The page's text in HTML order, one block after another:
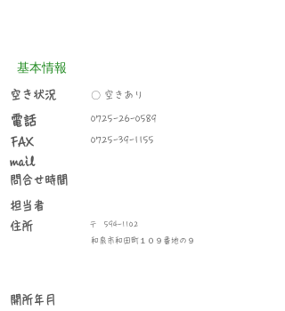
基本情報
空き状況
​電話
FAX
mail
問合せ時間
​担当者
住所
〇 空きあり
0725-26-0589
0725-39-1155
594-1102
〒
和泉市和田町１０９番地の９
​開所年月